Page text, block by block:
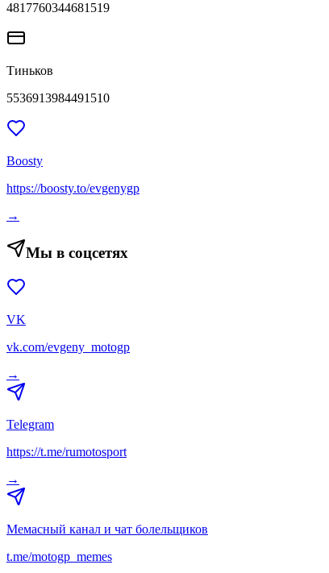
4817760344681519
Тиньков
5536913984491510
Boosty
https://boosty.to/evgenygp
→
Мы в соцсетях
VK
vk.com/evgeny_motogp
→
Telegram
https://t.me/rumotosport
→
Мемасный канал и чат болельщиков
t.me/motogp_memes